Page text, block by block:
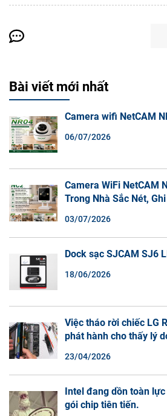
Bài viết mới nhất
Camera wifi NetCAM
06/07/2026
Camera WiFi NetCAM
Trong Nhà Sắc Nét,
03/07/2026
Dock sạc SJCAM SJ6
18/06/2026
Việc tháo rời chiếc LG
phát hành cho thấy lý
23/04/2026
Intel đang dồn toàn
gói chip tiên tiến.